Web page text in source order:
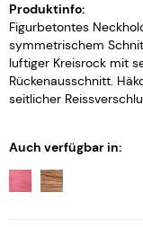
Produktinfo:
Figurbetontes
symmetrischem
luftiger Kreisrock mit
Rückenausschnitt.
seitlicher
Auch verfügbar in: